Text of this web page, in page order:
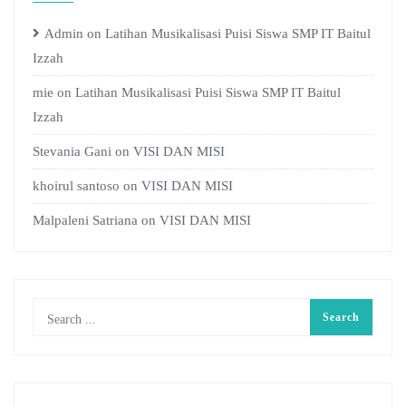
Admin on Latihan Musikalisasi Puisi Siswa SMP IT Baitul
Izzah
mie on Latihan Musikalisasi Puisi Siswa SMP IT Baitul
Izzah
Stevania Gani on VISI DAN MISI
khoirul santoso on VISI DAN MISI
Malpaleni Satriana on VISI DAN MISI